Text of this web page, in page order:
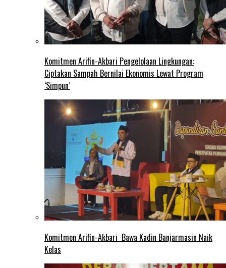
Komitmen Arifin-Akbari Pengelolaan Lingkungan:
Ciptakan Sampah Bernilai Ekonomis Lewat Program
‘Simpun’
Komitmen Arifin-Akbari Bawa Kadin Banjarmasin Naik
Kelas